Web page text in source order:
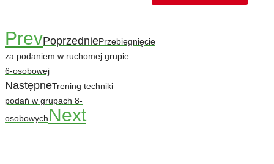
PrevPoprzedniePrzebiegnięcie
za podaniem w ruchomej grupie
6-osobowej
NastępneTrening techniki
podań w grupach 8-
osobowychNext